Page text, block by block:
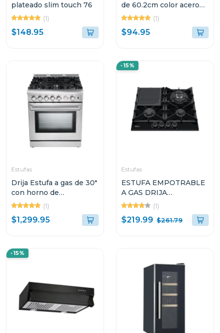
plateado slim touch 76
(1)
$148.95
de 60.2cm color acero
compatto(1)
$94.95
Estufas
Drija Estufa a gas de 30"
con horno de
convección
(1)
$1,299.95
-15%
Estufas
ESTUFA EMPOTRABLE
A GAS DRIJA
TOSCANA60PRO DE
60CM CON 4
QUEMADORES
(1)
$219.99 $261.79
-15%